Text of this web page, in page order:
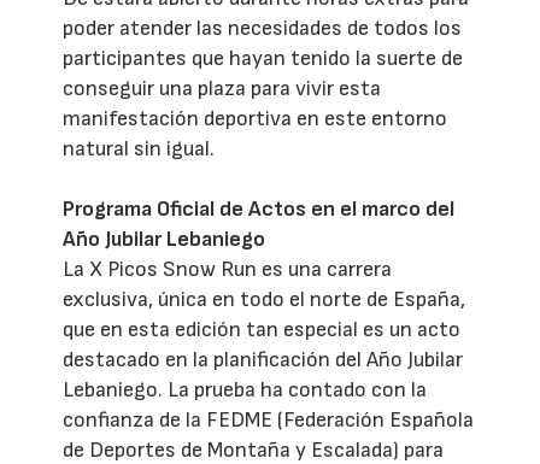
poder atender las necesidades de todos los
participantes que hayan tenido la suerte de
conseguir una plaza para vivir esta
manifestación deportiva en este entorno
natural sin igual.
Programa Oficial de Actos en el marco del
Año Jubilar Lebaniego
La X Picos Snow Run es una carrera
exclusiva, única en todo el norte de España,
que en esta edición tan especial es un acto
destacado en la planificación del Año Jubilar
Lebaniego. La prueba ha contado con la
confianza de la FEDME (Federación Española
de Deportes de Montaña y Escalada) para